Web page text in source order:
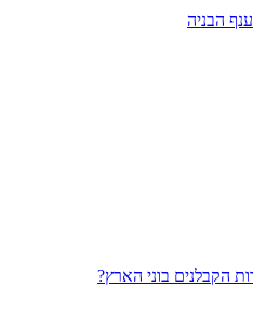
הבניה
הקבלנים בוני הארץ?